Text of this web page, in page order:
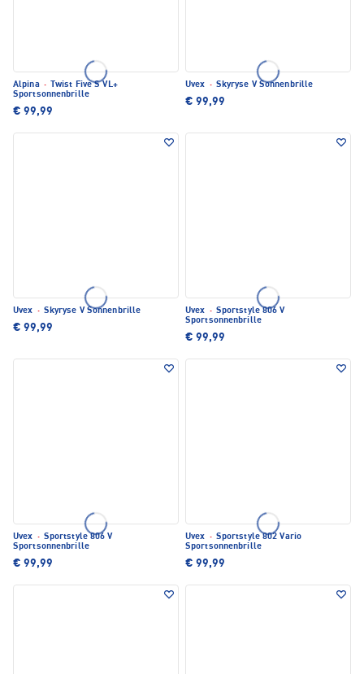
Alpina ·
Twist Five S VL+
Sportsonnenbrille
€ 99,99
Uvex · Skyryse V Sonnenbrille
€ 99,99
Uvex · Skyryse V Sonnenbrille
€ 99,99
Uvex · Sportstyle 806 V
Sportsonnenbrille
€ 99,99
Uvex · Sportstyle 806 V
Sportsonnenbrille
€ 99,99
Uvex · Sportstyle 802 Vario
Sportsonnenbrille
€ 99,99